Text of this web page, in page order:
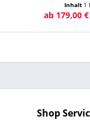
Inhalt 1
ab 179,00
Shop